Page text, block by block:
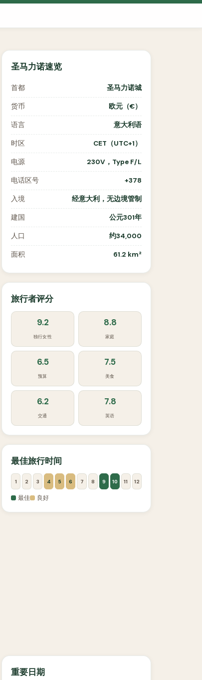
圣马力诺速览
首都 圣马力诺城
货币 欧元（€）
语言 意大利语
时区 CET（UTC+1）
电源 230V，Type F/L
电话区号 +378
入境 经意大利，无边境管制
建国 公元301年
人口 约34,000
面积 61.2 km²
旅行者评分
9.2
独行女性
8.8
家庭
6.5
预算
7.5
美食
6.2
交通
7.8
英语
最佳旅行时间
1 2 3 4 5 6 7 8 9 10 11 12
最佳 良好
重要日期